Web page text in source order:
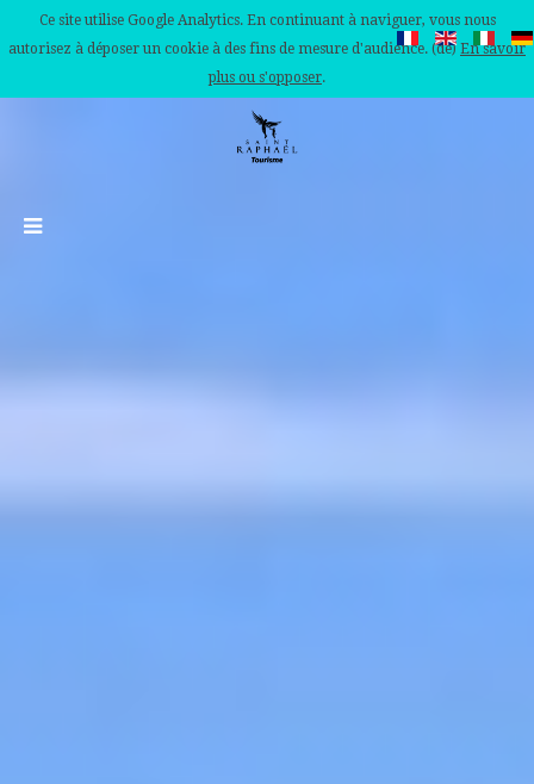
Ce site utilise Google Analytics. En continuant à naviguer, vous nous
autorisez à déposer un cookie à des fins de mesure d'audience. (de) En savoir
plus ou s'opposer.